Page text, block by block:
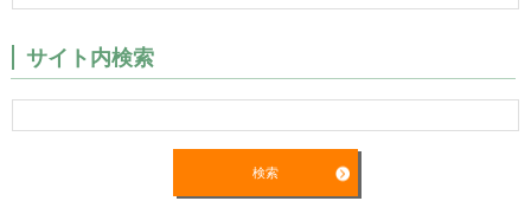
サイト内検索